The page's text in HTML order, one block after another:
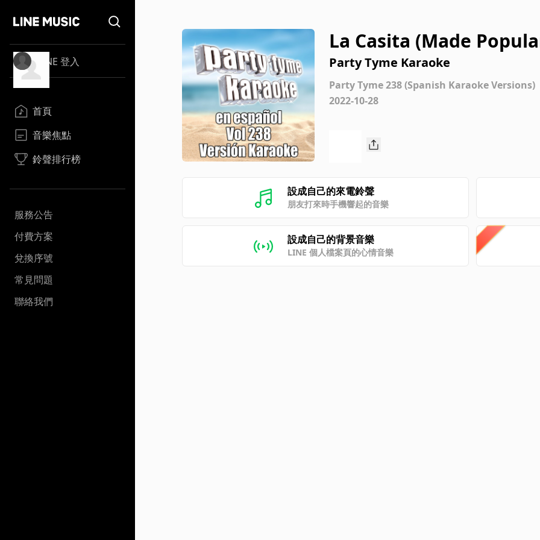
LINE 登入
首頁
音樂焦點
鈴聲排行榜
服務公告
付費方案
兌換序號
常見問題
聯絡我們
La Casita (Made
ke Version]
Party Tyme Karaoke
Party Tyme 238 (Spanish Karaoke Versions)
2022-10-28
設成自己的來電鈴聲
朋友打來時手機響起的音樂
設成自己的背景音樂
LINE 個人檔案頁的心情音樂